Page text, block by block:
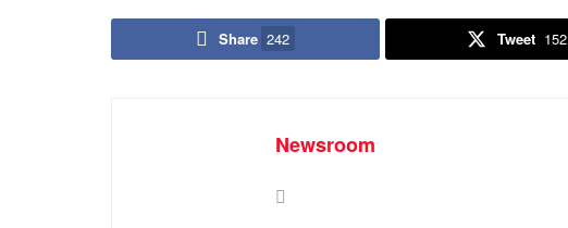
Share 242 Tweet 152
Newsroom